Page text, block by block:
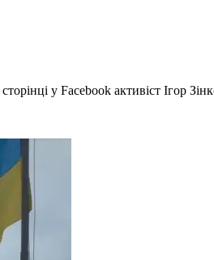
у Facebook активіст Ігор